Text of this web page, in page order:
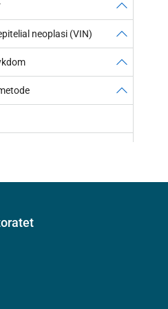
neoplasi (VIN)